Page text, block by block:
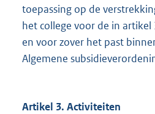
toepassing op de
het college voor de in
en voor zover het past
Algemene
Artikel 3. Activiteiten